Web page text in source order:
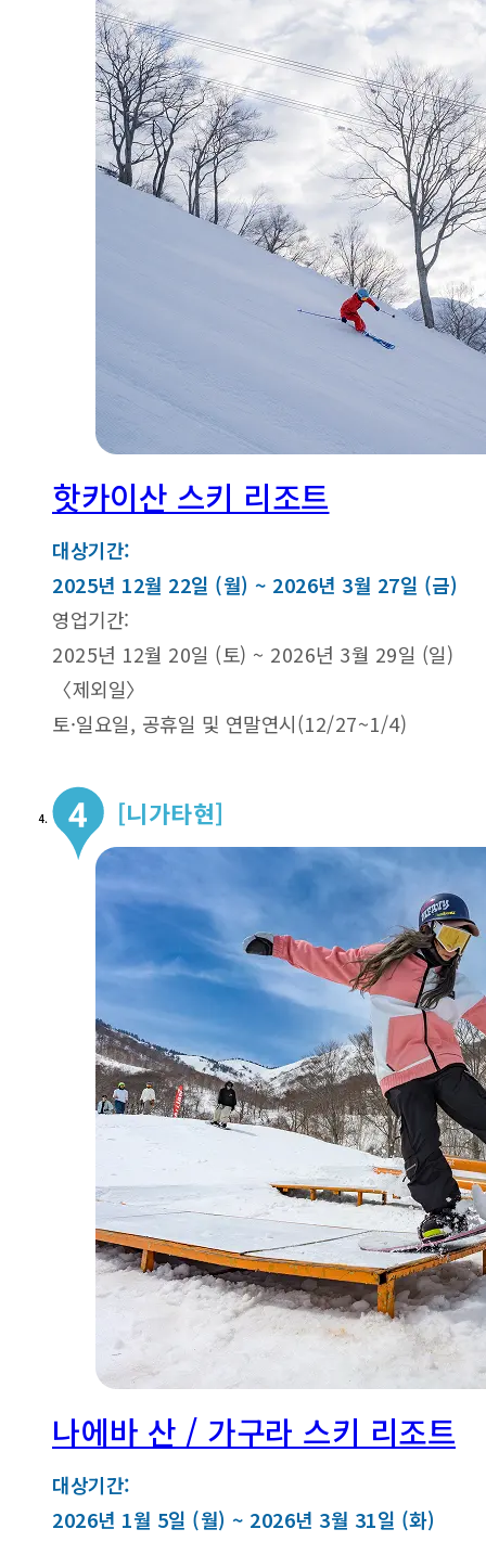
핫카이산 스키 리조트
대상기간:
2025년 12월 22일 (월) ~ 2026년 3월 27일 (금)
영업기간:
2025년 12월 20일 (토) ~ 2026년 3월 29일 (일)
〈제외일〉
토·일요일, 공휴일 및 연말연시(12/27~1/4)
[니가타현]
나에바 산 / 가구라 스키 리조트
대상기간:
2026년 1월 5일 (월) ~ 2026년 3월 31일 (화)